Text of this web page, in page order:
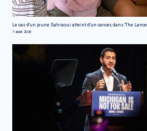
Le cas d'un jeune Sahraoui atteint d'un cancer, dans 'The
7 août 2026